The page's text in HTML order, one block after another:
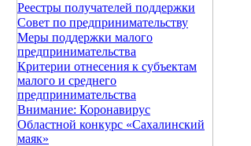
Реестры получателей поддержки
Совет по предпринимательству
Меры поддержки малого
предпринимательства
Критерии отнесения к субъектам
малого и среднего
предпринимательства
Внимание: Коронавирус
Областной конкурс «Сахалинский
маяк»